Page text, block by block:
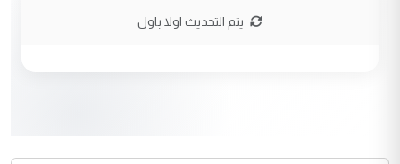
يتم التحديث اولا باول